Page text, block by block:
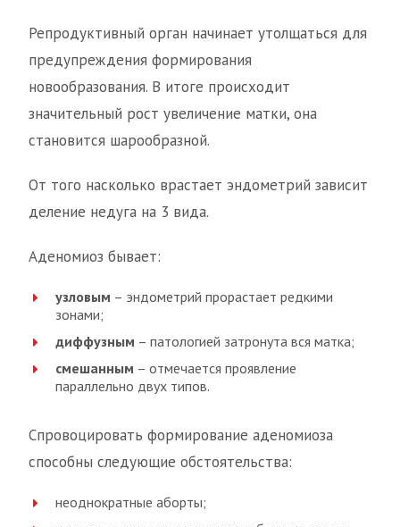
Репродуктивный орган начинает утолщаться для
предупреждения формирования
новообразования. В итоге происходит
значительный рост увеличение матки, она
становится шарообразной.
От того насколько врастает эндометрий зависит
деление недуга на 3 вида.
Аденомиоз бывает:
узловым – эндометрий прорастает редкими
зонами;
диффузным – патологией затронута вся матка;
смешанным – отмечается проявление
параллельно двух типов.
Спровоцировать формирование аденомиоза
способны следующие обстоятельства:
неоднократные аборты;